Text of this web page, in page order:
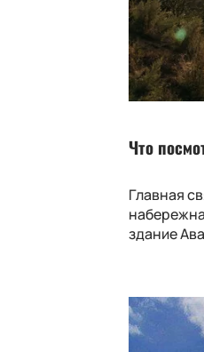
Что
Главная
здание